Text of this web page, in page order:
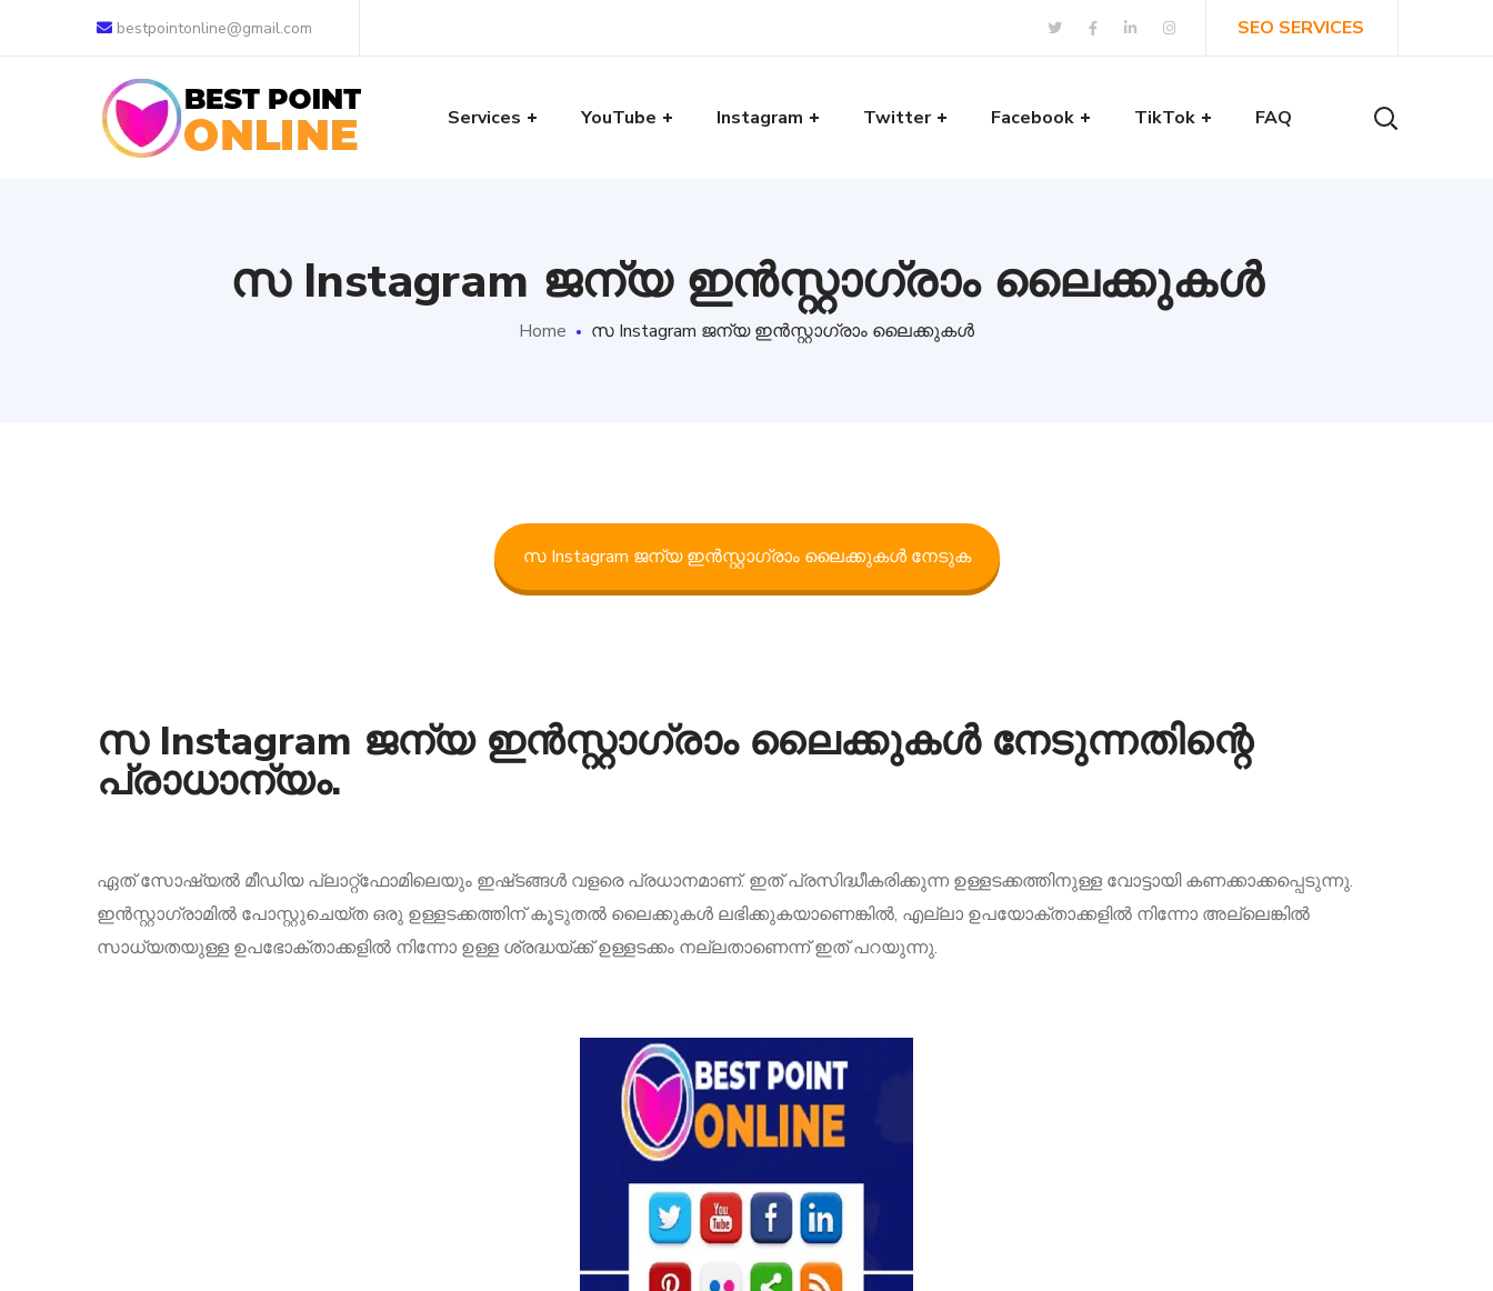
bestpointonline@gmail.com SEO SERVICES
Services YouTube Instagram Twitter Facebook TikTok FAQ
സ Instagram ജന്യ ഇൻസ്റ്റാഗ്രാം ലൈക്കുകൾ
Home സ Instagram ജന്യ ഇൻസ്റ്റാഗ്രാം ലൈക്കുകൾ
സ Instagram ജന്യ ഇൻസ്റ്റാഗ്രാം ലൈക്കുകൾ നേടുക
സ Instagram ജന്യ ഇൻസ്റ്റാഗ്രാം ലൈക്കുകൾ നേടുന്നതിന്റെ
പ്രാധാന്യം.
ഏത് സോഷ്യൽ മീഡിയ പ്ലാറ്റ്‌ഫോമിലെയും ഇഷ്‌ടങ്ങൾ വളരെ പ്രധാനമാണ്. ഇത് പ്രസിദ്ധീകരിക്കുന്ന ഉള്ളടക്കത്തിനുള്ള വോട്ടായി കണക്കാക്കപ്പെടുന്നു.
ഇൻസ്റ്റാഗ്രാമിൽ പോസ്റ്റുചെയ്ത ഒരു ഉള്ളടക്കത്തിന് കൂടുതൽ ലൈക്കുകൾ ലഭിക്കുകയാണെങ്കിൽ, എല്ലാ ഉപയോക്താക്കളിൽ നിന്നോ അല്ലെങ്കിൽ
സാധ്യതയുള്ള ഉപഭോക്താക്കളിൽ നിന്നോ ഉള്ള ശ്രദ്ധയ്ക്ക് ഉള്ളടക്കം നല്ലതാണെന്ന് ഇത് പറയുന്നു.